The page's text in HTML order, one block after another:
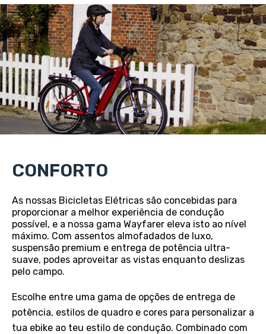
CONFORTO
As nossas Bicicletas Elétricas são concebidas para
proporcionar a melhor experiência de condução
possível, e a nossa gama Wayfarer eleva isto ao nível
máximo. Com assentos almofadados de luxo,
suspensão premium e entrega de potência ultra-
suave, podes aproveitar as vistas enquanto deslizas
pelo campo.
Escolhe entre uma gama de opções de entrega de
potência, estilos de quadro e cores para personalizar a
tua ebike ao teu estilo de condução. Combinado com